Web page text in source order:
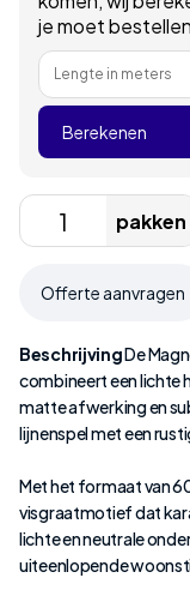
je moet
Lengte in meters
Berekenen
pakken
Offerte aanvragen
BeschrijvingDe
combineert een lichte
matte afwerking en
lijnenspel met een
Met het formaat van
visgraatmotief dat
lichte en neutrale
uiteenlopende